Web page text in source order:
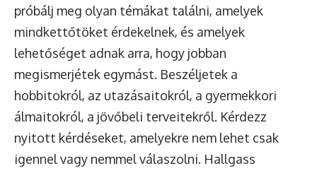
próbálj meg olyan témákat találni, amelyek
mindkettőtöket érdekelnek, és amelyek
lehetőséget adnak arra, hogy jobban
megismerjétek egymást. Beszéljetek a
hobbitokról, az utazásaitokról, a gyermekkori
álmaitokról, a jövőbeli terveitekről. Kérdezz
nyitott kérdéseket, amelyekre nem lehet csak
igennel vagy nemmel válaszolni. Hallgass